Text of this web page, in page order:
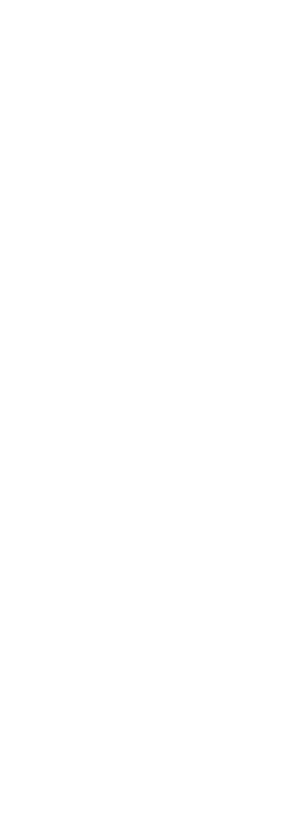
und Ausländern
Person
wenn dies zum Nachweis
je EUR 20,00
oder bei
im Ausland)
des